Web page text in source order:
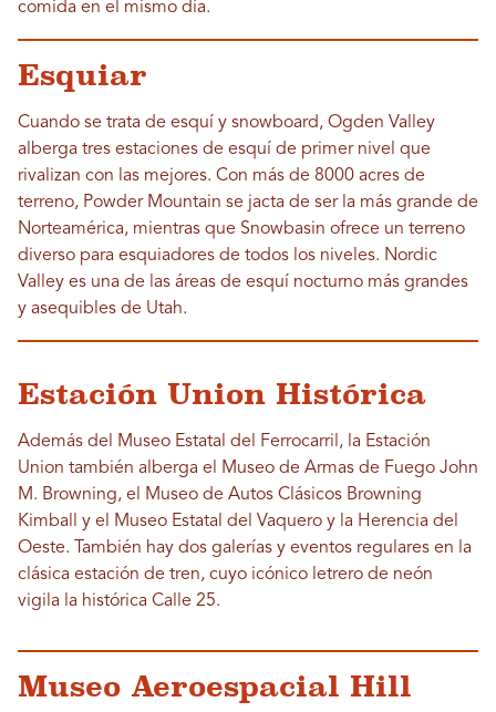
comida en el mismo día.
Esquiar
Cuando se trata de esquí y snowboard, Ogden Valley
alberga tres estaciones de esquí de primer nivel que
rivalizan con las mejores. Con más de 8000 acres de
terreno, Powder Mountain se jacta de ser la más grande de
Norteamérica, mientras que Snowbasin ofrece un terreno
diverso para esquiadores de todos los niveles. Nordic
Valley es una de las áreas de esquí nocturno más grandes
y asequibles de Utah.
Estación Union Histórica
Además del Museo Estatal del Ferrocarril, la Estación
Union también alberga el Museo de Armas de Fuego John
M. Browning, el Museo de Autos Clásicos Browning
Kimball y el Museo Estatal del Vaquero y la Herencia del
Oeste. También hay dos galerías y eventos regulares en la
clásica estación de tren, cuyo icónico letrero de neón
vigila la histórica Calle 25.
Museo Aeroespacial Hill